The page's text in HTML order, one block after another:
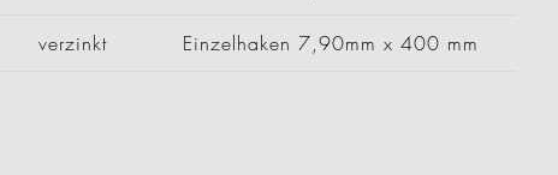
verzinkt Einzelhaken 7,90mm x 400 mm